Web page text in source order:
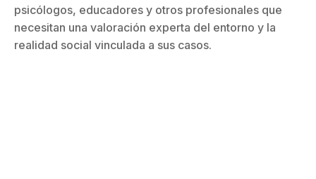
psicólogos, educadores y otros profesionales que
necesitan una valoración experta del entorno y la
realidad social vinculada a sus casos.